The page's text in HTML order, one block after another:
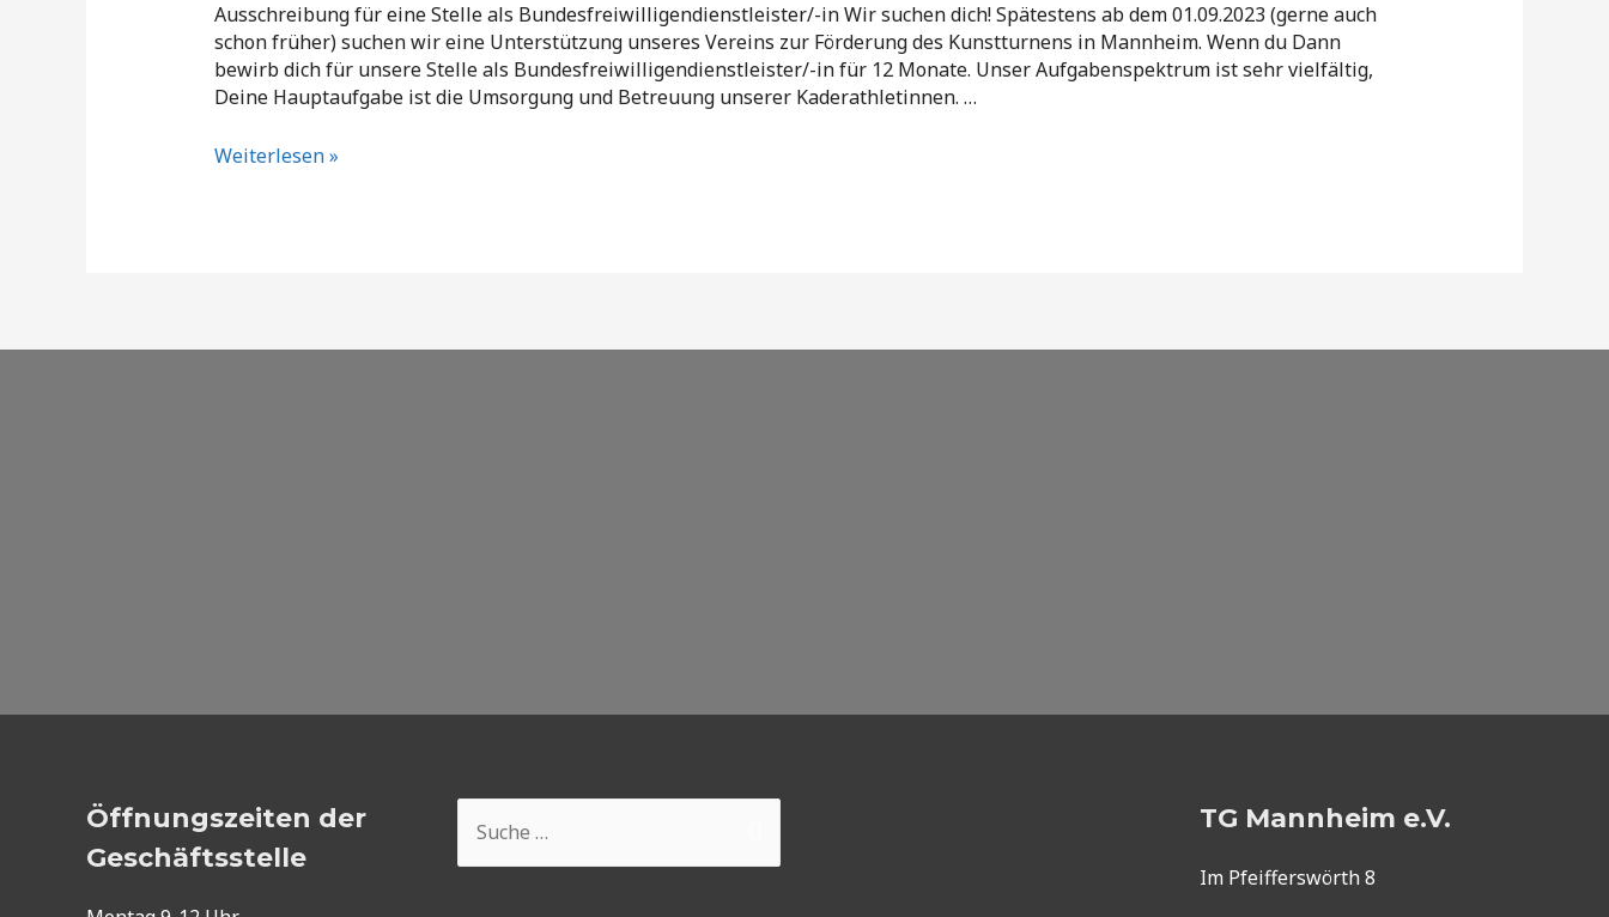
Ausschreibung für eine Stelle als Bundesfreiwilligendienstleister/-in Wir suchen dich! Spätestens ab dem 01.09.2023 (gerne auch
schon früher) suchen wir eine Unterstützung unseres Vereins zur Förderung des Kunstturnens in Mannheim. Wenn du Dann
bewirb dich für unsere Stelle als Bundesfreiwilligendienstleister/-in für 12 Monate. Unser Aufgabenspektrum ist sehr vielfältig,
Deine Hauptaufgabe ist die Umsorgung und Betreuung unserer Kaderathletinnen. …
Bundesfreiwilligendienst
Weiterlesen »
Öffnungszeiten der
Geschäftsstelle
nach:
TG Mannheim e.V.
Im Pfeifferswörth 8